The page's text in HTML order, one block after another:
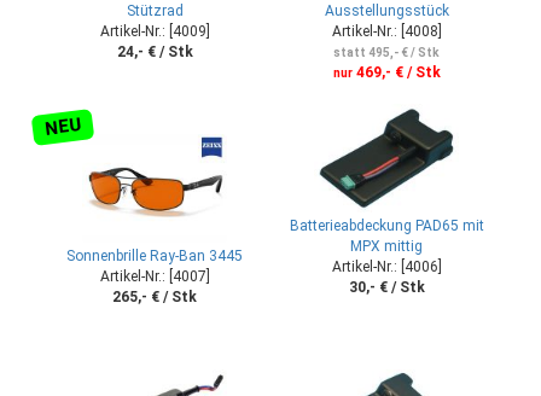
Stützrad
Artikel-Nr.: [4009]
24,- € / Stk
Ausstellungsstück
Artikel-Nr.: [4008]
statt 495,- € / Stk
nur469,- € / Stk
NEU
Sonnenbrille Ray-Ban 3445
Artikel-Nr.: [4007]
265,- € / Stk
Batterieabdeckung PAD65 mit
MPX mittig
Artikel-Nr.: [4006]
30,- € / Stk